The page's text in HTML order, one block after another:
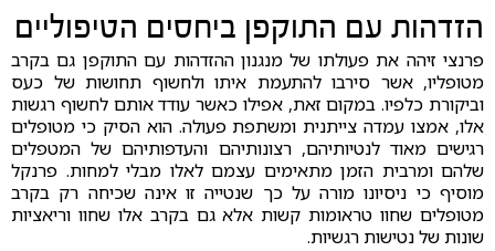
הזדהות עם התוקפן ביחסים הטיפוליים
פרנצי זיהה את פעולתו של מנגנון ההזדהות עם התוקפן גם בקרב
מטופליו, אשר סירבו להתעמת איתו ולחשוף תחושות של כעס
וביקורת כלפיו. במקום זאת, אפילו כאשר עודד אותם לחשוף רגשות
אלו, אמצו עמדה צייתנית ומשתפת פעולה. הוא הסיק כי מטופלים
רגישים מאוד לנטיותיהם, רצונותיהם והעדפותיהם של המטפלים
שלהם ומרבית הזמן מתאימים עצמם לאלו מבלי למחות. פרנקל
מוסיף כי ניסיונו מורה על כך שנטייה זו אינה שכיחה רק בקרב
מטופלים שחוו טראומות קשות אלא גם בקרב אלו שחוו וריאציות
שונות של נטישות רגשיות.